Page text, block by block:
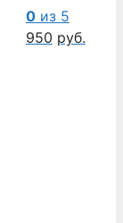
0из 5
950 руб.